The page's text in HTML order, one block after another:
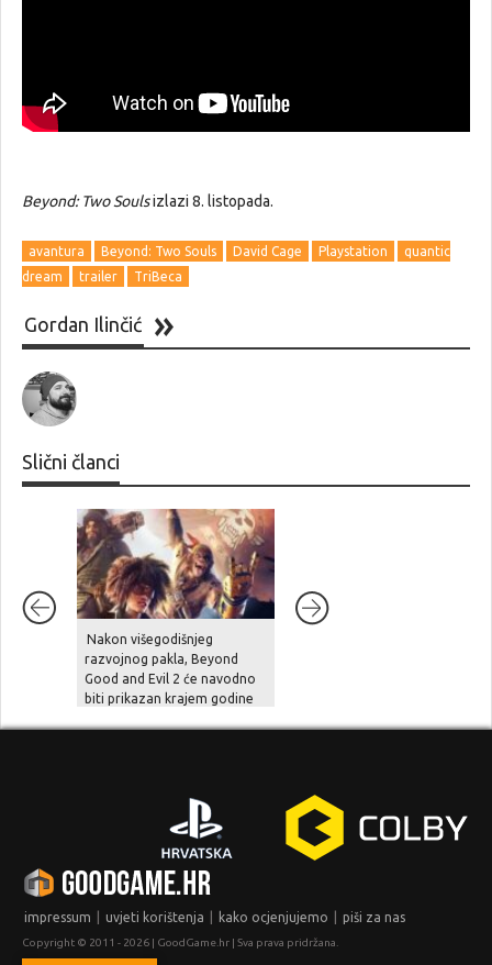
Beyond: Two Soulsizlazi 8. listopada.
avantura Beyond: Two Souls David Cage Playstation
quantic
dream
trailer TriBeca
Gordan Ilinčić
Slični članci
Nakon višegodišnjeg
razvojnog pakla, Beyond
Good and Evil 2 će navodno
biti prikazan krajem godine
impressum uvjeti korištenja kako ocjenjujemo piši za nas
Copyright © 2011 - 2026 | GoodGame.hr | Sva prava pridržana.